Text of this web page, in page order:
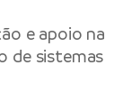
e apoio na
de sistemas